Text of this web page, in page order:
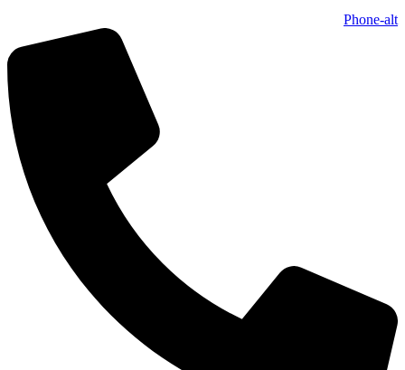
Phone-alt